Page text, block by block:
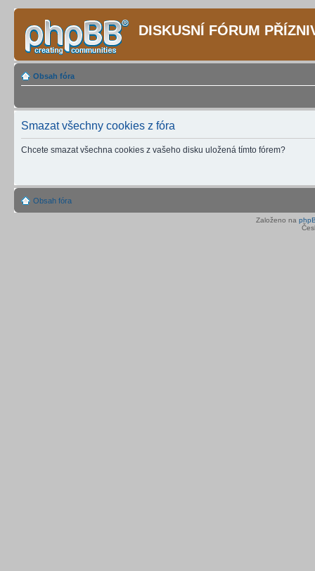
DISKUSNÍ FÓRUM
Obsah fóra
Smazat všechny cookies z fóra
Chcete smazat všechna cookies z vašeho disku uložená tímto fórem?
Obsah fóra
Založeno na